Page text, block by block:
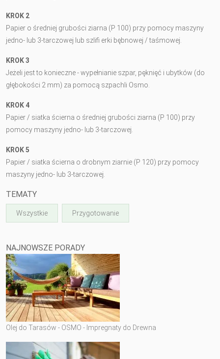
KROK 2
Papier o średniej grubości ziarna (P 100) przy pomocy maszyny
jedno- lub 3-tarczowej lub szlifi erki bębnowej / taśmowej.
KROK 3
Jeżeli jest to konieczne - wypełnianie szpar, pęknięć i ubytków (do
głębokości 2 mm) za pomocą szpachli Osmo.
KROK 4
Papier / siatka ścierna o średniej grubości ziarna (P 100) przy
pomocy maszyny jedno- lub 3-tarczowej.
KROK 5
Papier / siatka ścierna o drobnym ziarnie (P 120) przy pomocy
maszyny jedno- lub 3-tarczowej.
TEMATY
Wszystkie Przygotowanie
NAJNOWSZE PORADY
Olej do Tarasów - OSMO - Impregnaty do Drewna